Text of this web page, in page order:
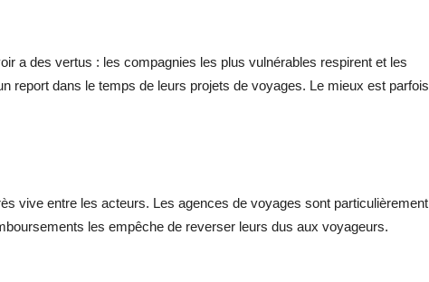
a des vertus : les compagnies les plus vulnérables respirent et les
report dans le temps de leurs projets de voyages. Le mieux est parfois
vive entre les acteurs. Les agences de voyages sont particulièrement
les empêche de reverser leurs dus aux voyageurs.